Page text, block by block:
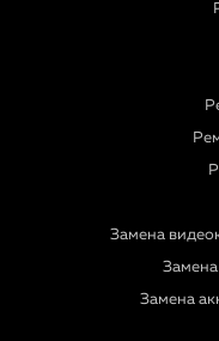
Замена
Замена